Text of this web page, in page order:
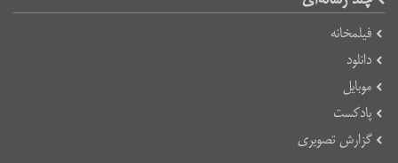
فیلمخانه
دانلود
موبایل
پادکست
گزارش تصویری